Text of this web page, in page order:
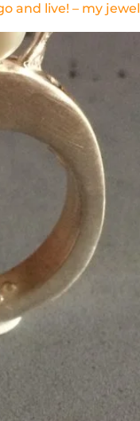
and live! – my